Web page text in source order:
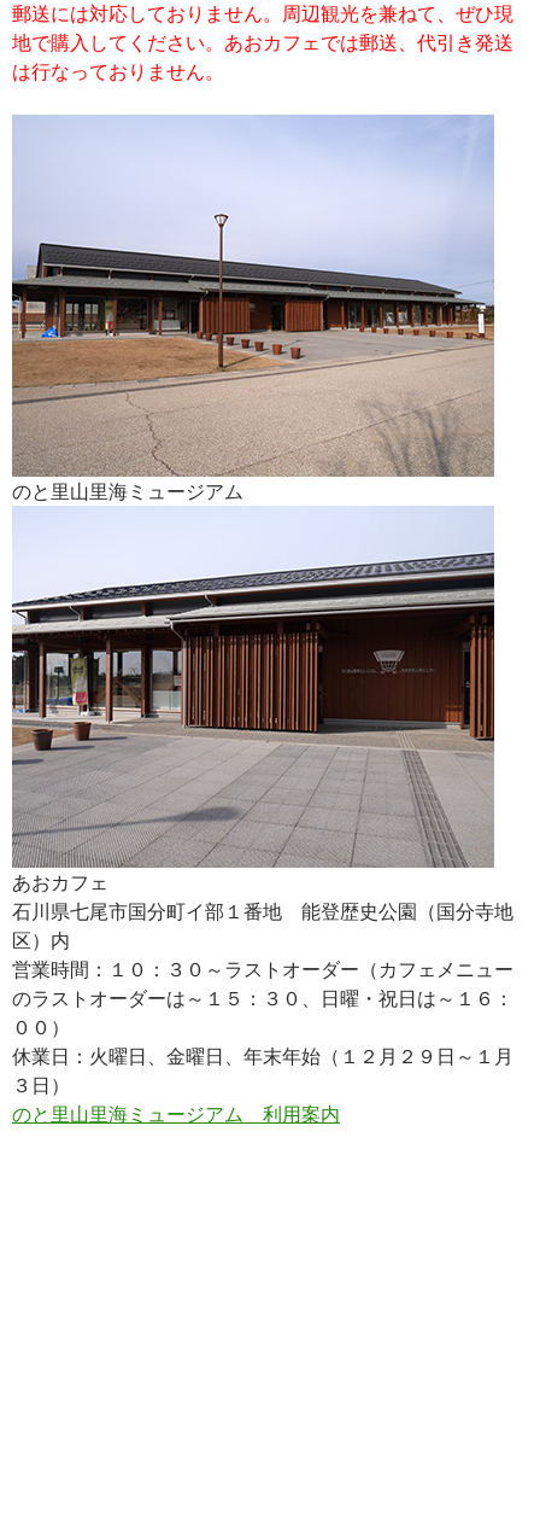
郵送には対応しておりません。周辺観光を兼ねて、ぜひ現
地で購入してください。あおカフェでは郵送、代引き発送
は行なっておりません。
のと里山里海ミュージアム
あおカフェ
石川県七尾市国分町イ部１番地 能登歴史公園（国分寺地
区）内
営業時間：１０：３０～ラストオーダー（カフェメニュー
のラストオーダーは～１５：３０、日曜・祝日は～１６：
００）
休業日：火曜日、金曜日、年末年始（１２月２９日～１月
３日）
のと里山里海ミュージアム 利用案内